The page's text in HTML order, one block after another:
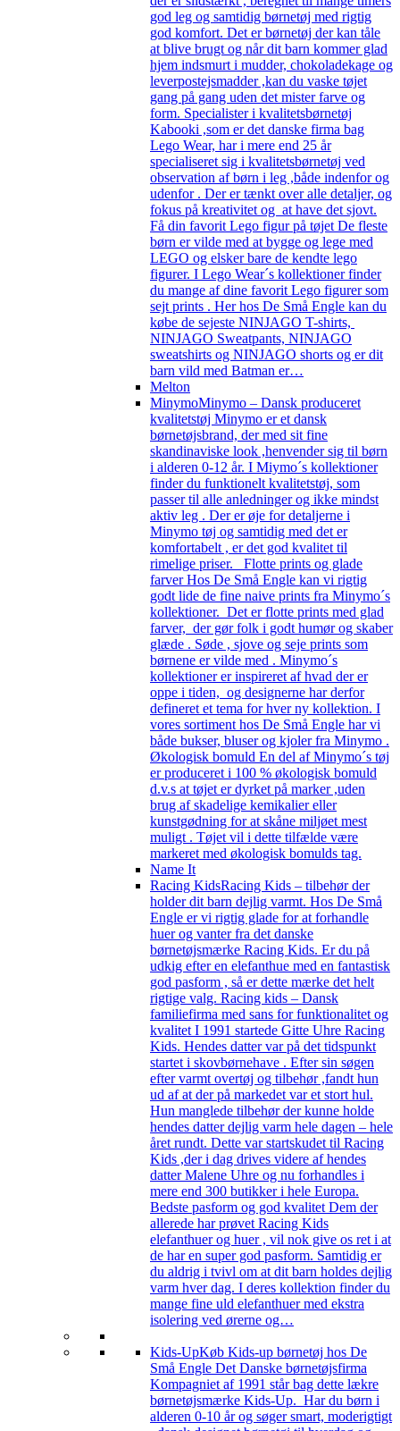
god leg og samtidig børnetøj med rigtig
god komfort. Det er børnetøj der kan tåle
at blive brugt og når dit barn kommer glad
hjem indsmurt i mudder, chokoladekage og
leverpostejsmadder ,kan du vaske tøjet
gang på gang uden det mister farve og
form. Specialister i kvalitetsbørnetøj
Kabooki ,som er det danske firma bag
Lego Wear, har i mere end 25 år
specialiseret sig i kvalitetsbørnetøj ved
observation af børn i leg ,både indenfor og
udenfor . Der er tænkt over alle detaljer, og
fokus på kreativitet og at have det sjovt.
Få din favorit Lego figur på tøjet De fleste
børn er vilde med at bygge og lege med
LEGO og elsker bare de kendte lego
figurer. I Lego Wear´s kollektioner finder
du mange af dine favorit Lego figurer som
sejt prints . Her hos De Små Engle kan du
købe de sejeste NINJAGO T-shirts,
NINJAGO Sweatpants, NINJAGO
sweatshirts og NINJAGO shorts og er dit
barn vild med Batman er…
Melton
MinymoMinymo – Dansk produceret
kvalitetstøj Minymo er et dansk
børnetøjsbrand, der med sit fine
skandinaviske look ,henvender sig til børn
i alderen 0-12 år. I Miymo´s kollektioner
finder du funktionelt kvalitetstøj, som
passer til alle anledninger og ikke mindst
aktiv leg . Der er øje for detaljerne i
Minymo tøj og samtidig med det er
komfortabelt , er det god kvalitet til
rimelige priser. Flotte prints og glade
farver Hos De Små Engle kan vi rigtig
godt lide de fine naive prints fra Minymo´s
kollektioner. Det er flotte prints med glad
farver, der gør folk i godt humør og skaber
glæde . Søde , sjove og seje prints som
børnene er vilde med . Minymo´s
kollektioner er inspireret af hvad der er
oppe i tiden, og designerne har derfor
defineret et tema for hver ny kollektion. I
vores sortiment hos De Små Engle har vi
både bukser, bluser og kjoler fra Minymo .
Økologisk bomuld En del af Minymo´s tøj
er produceret i 100 % økologisk bomuld
d.v.s at tøjet er dyrket på marker ,uden
brug af skadelige kemikalier eller
kunstgødning for at skåne miljøet mest
muligt . Tøjet vil i dette tilfælde være
markeret med økologisk bomulds tag.
Name It
Racing KidsRacing Kids – tilbehør der
holder dit barn dejlig varmt. Hos De Små
Engle er vi rigtig glade for at forhandle
huer og vanter fra det danske
børnetøjsmærke Racing Kids. Er du på
udkig efter en elefanthue med en fantastisk
god pasform , så er dette mærke det helt
rigtige valg. Racing kids – Dansk
familiefirma med sans for funktionalitet og
kvalitet I 1991 startede Gitte Uhre Racing
Kids. Hendes datter var på det tidspunkt
startet i skovbørnehave . Efter sin søgen
efter varmt overtøj og tilbehør ,fandt hun
ud af at der på markedet var et stort hul.
Hun manglede tilbehør der kunne holde
hendes datter dejlig varm hele dagen – hele
året rundt. Dette var startskudet til Racing
Kids ,der i dag drives videre af hendes
datter Malene Uhre og nu forhandles i
mere end 300 butikker i hele Europa.
Bedste pasform og god kvalitet Dem der
allerede har prøvet Racing Kids
elefanthuer og huer , vil nok give os ret i at
de har en super god pasform. Samtidig er
du aldrig i tvivl om at dit barn holdes dejlig
varm hver dag. I deres kollektion finder du
mange fine uld elefanthuer med ekstra
isolering ved ørerne og…
Kids-UpKøb Kids-up børnetøj hos De
Små Engle Det Danske børnetøjsfirma
Kompagniet af 1991 står bag dette lækre
børnetøjsmærke Kids-Up. Har du børn i
alderen 0-10 år og søger smart, moderigtigt